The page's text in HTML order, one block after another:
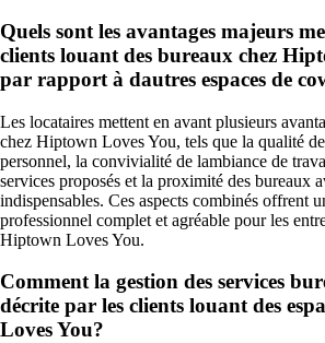
Quels sont les avantages majeurs
clients louant des bureaux chez
par rapport à dautres espaces de
Les locataires mettent en avant plusieurs
chez Hiptown Loves You, tels que la qualité
personnel, la convivialité de lambiance de
services proposés et la proximité des bureaux
indispensables. Ces aspects combinés offrent
professionnel complet et agréable pour les
Hiptown Loves You.
Comment la gestion des services
décrite par les clients louant des
Loves You?